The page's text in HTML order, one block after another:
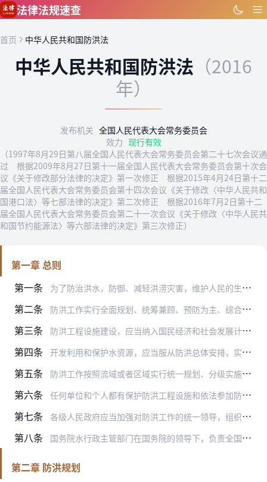
跳到主要内容
法律法规速查
首页 中华人民共和国防洪法
中华人民共和国防洪法 （2016
年）
发布机关 全国人民代表大会常务委员会
效力 现行有效
（1997年8月29日第八届全国人民代表大会常务委员会第二十七次会议通
过 根据2009年8月27日第十一届全国人民代表大会常务委员会第十次会
议《关于修改部分法律的决定》第一次修正 根据2015年4月24日第十二
届全国人民代表大会常务委员会第十四次会议《关于修改〈中华人民共和
国港口法〉等七部法律的决定》第二次修正 根据2016年7月2日第十二
届全国人民代表大会常务委员会第二十一次会议《关于修改〈中华人民共
和国节约能源法〉等六部法律的决定》第三次修正）
第一章 总则
第一条
为了防治洪水，防御、减轻洪涝灾害，维护人民的生命和财产安全，保障社会主义现代化建设顺利进行，制定本法。
第二条 防洪工作实行全面规划、统筹兼顾、预防为主、综合治理、局部利益服从全局利益的原则。
第三条 防洪工程设施建设，应当纳入国民经济和社会发展计划。
第四条 开发利用和保护水资源，应当服从防洪总体安排，实行兴利与除害相结合的原则。
第五条 防洪工作按照流域或者区域实行统一规划、分级实施和流域管理与行政区域管理相结合的制度。
第六条 任何单位和个人都有保护防洪工程设施和依法参加防汛抗洪的义务。
第七条 各级人民政府应当加强对防洪工作的统一领导，组织有关部门、单位，动员社会力量，依靠科技进步，有计划地进行江河、湖泊治理，采取措施加强防洪工程设施建设，巩固、提高防…
第八条 国务院水行政主管部门在国务院的领导下，负责全国防洪的组织、协调、监督、指导等日常工作。国务院水行政主管部门在国家确定的重要江河、湖泊设立的流域管理机构，在所管辖…
第二章 防洪规划